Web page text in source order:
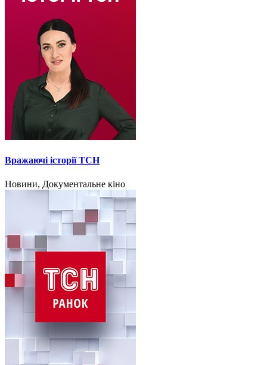
Вражаючі історії ТСН
Новини, Документальне кіно